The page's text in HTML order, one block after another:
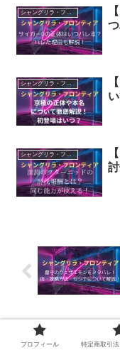
シャングリラ・フロンティア〜クソゲーハンター、神ゲーに挑まんとす〜
シャングリラ・フロンティア〜クソゲーハンター、神ゲーに挑まんとす〜
シャングリラ・フロンティア〜クソゲーハンター、神ゲーに挑まんとす〜
【シャンフロ】最強ラ
強さNo1はサンラクかサ
プロフィール 特定商取引